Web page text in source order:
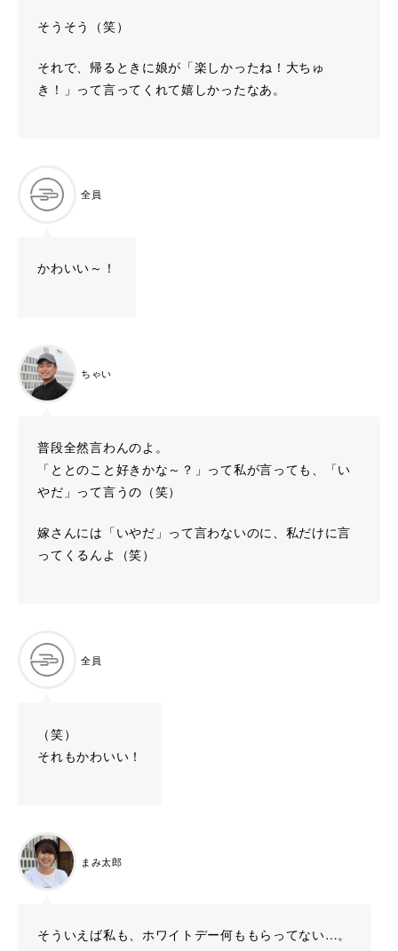
そうそう（笑）
それで、帰るときに娘が「楽しかったね！大ちゅ
き！」って言ってくれて嬉しかったなあ。
全員
かわいい～！
ちゃい
普段全然言わんのよ。
「ととのこと好きかな～？」って私が言っても、「い
やだ」って言うの（笑）
嫁さんには「いやだ」って言わないのに、私だけに言
ってくるんよ（笑）
全員
（笑）
それもかわいい！
まみ太郎
そういえば私も、ホワイトデー何ももらってない…。